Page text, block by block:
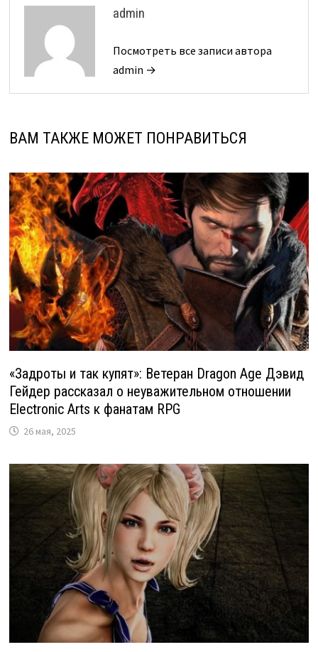
admin
Посмотреть все записи автора
admin →
ВАМ ТАКЖЕ МОЖЕТ ПОНРАВИТЬСЯ
«Задроты и так купят»: Ветеран Dragon Age Дэвид
Гейдер рассказал о неуважительном отношении
Electronic Arts к фанатам RPG
26 мая, 2025